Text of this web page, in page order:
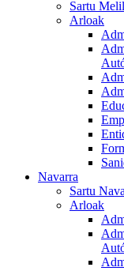
Sartu
Arloak
Navarra
Sartu
Arloak